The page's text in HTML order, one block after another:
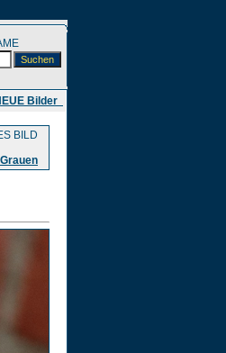
- NAME
Bilder
BILD
Grauen